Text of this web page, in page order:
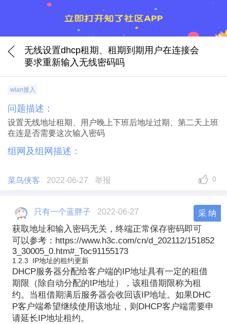
无线设置dhcp租期、租期到期用户在连接会
要求重新输入无线密码吗
wlan接入
问题描述：
设置无线地址租期、用户晚上下班后地址过期、第二天上班
在连是否需要这次输入密码
组网及组网描述：
菜鸟侠客 2022-06-27 举报 0
只有一个蓝胖子 2022-06-27 采 纳
获取地址和输入密码无关，终端正常保存密码即可
可以参考：https://www.h3c.com/cn/d_202112/151852
3_30005_0.htm#_Toc91155173
1.2.3 IP地址的租约更新
DHCP服务器分配给客户端的IP地址具有一定的租借
期限（除自动分配的IP地址），该租借期限称为租
约。当租借期满后服务器会收回该IP地址。如果DHC
P客户端希望继续使用该地址，则DHCP客户端需要申
请延长IP地址租约。